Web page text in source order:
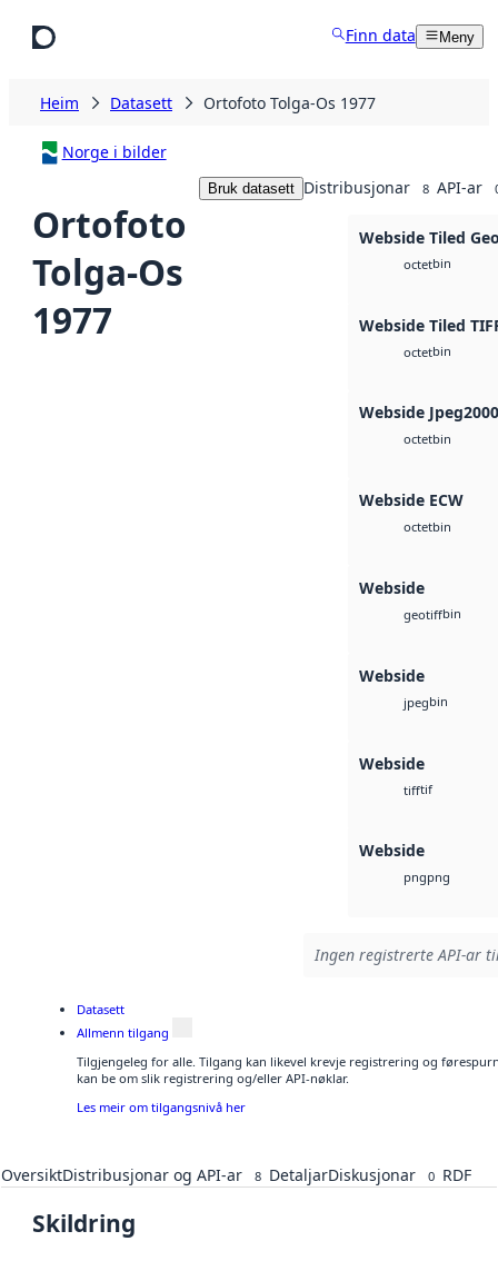
Finn data Meny
Heim Datasett Ortofoto Tolga-Os 1977
Norge i bilder
Ortofoto
Tolga-Os
1977
Bruk datasett Distribusjonar 8 API-ar
Webside Tiled
octetbin
Webside Tiled
octetbin
Webside Jpeg2000
octetbin
Webside ECW
octetbin
Webside
geotiffbin
Webside
jpegbin
Webside
tifftif
Webside
pngpng
Ingen registrerte API-ar
Datasett
Allmenn tilgang
Tilgjengeleg for alle. Tilgang kan likevel krevje registrering og
kan be om slik registrering og/eller API-nøklar.
Les meir om tilgangsnivå her
OversiktDistribusjonar og API-ar 8 DetaljarDiskusjonar 0 RDF
Skildring